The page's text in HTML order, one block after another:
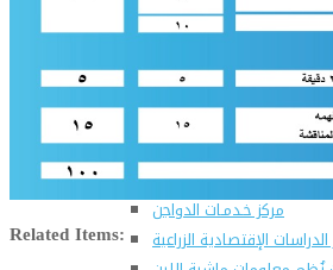
المراكز ذات الطابع الخاص
الإرشاد الزراعي والتدريب
مركز الإستشارات الزراعية
الأراضى الصحراوية
تكنولوجيا الإنتاج الزراعي
مركز خـدمـات الدواجن
الإقتصادية الزراعية
Related Items: